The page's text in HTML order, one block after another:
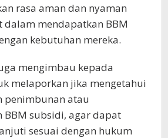
rasa aman dan nyaman
dalam mendapatkan BBM
kebutuhan mereka.
mengimbau kepada
melaporkan jika mengetahui
penimbunan atau
BBM subsidi, agar dapat
sesuai dengan hukum